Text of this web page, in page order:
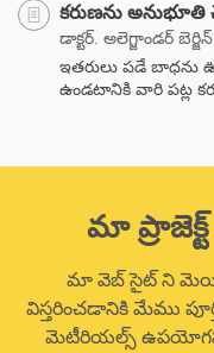
కరుణను అనుభూతి
డాక్టర్. అలెగ్జాండర్ బెర్జిన్
ఇతరులు పడే బాధను
ఉండటానికి వారి పట్ల
మా
మా వెబ్ సైట్ ని
విస్తరించడానికి మేము
మెటీరియల్స్